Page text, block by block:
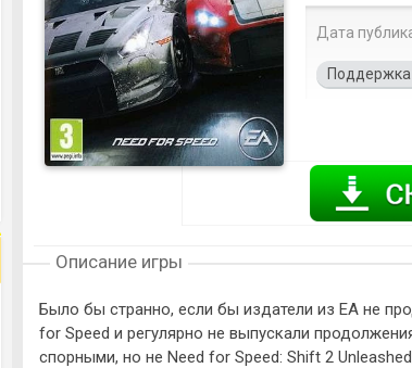
Дата
Описание игры
Было бы странно, если бы издатели из EA не
for Speed и регулярно не выпускали
спорными, но не Need for Speed: Shift 2